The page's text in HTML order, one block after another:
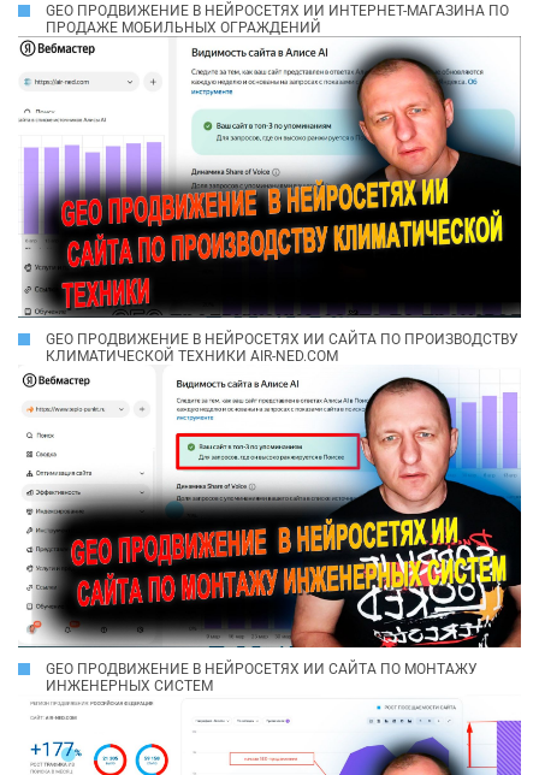
GEO ПРОДВИЖЕНИЕ В НЕЙРОСЕТЯХ ИИ ИНТЕРНЕТ-МАГАЗИНА ПО
ПРОДАЖЕ МОБИЛЬНЫХ ОГРАЖДЕНИЙ
GEO ПРОДВИЖЕНИЕ В НЕЙРОСЕТЯХ ИИ САЙТА ПО ПРОИЗВОДСТВУ
КЛИМАТИЧЕСКОЙ ТЕХНИКИ AIR-NED.COM
GEO ПРОДВИЖЕНИЕ В НЕЙРОСЕТЯХ ИИ САЙТА ПО МОНТАЖУ
ИНЖЕНЕРНЫХ СИСТЕМ